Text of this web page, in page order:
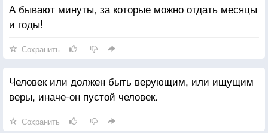
А бывают минуты, за которые можно отдать месяцы
и годы!
Сохранить
Человек или должен быть верующим, или ищущим
веры, иначе-он пустой человек.
Сохранить